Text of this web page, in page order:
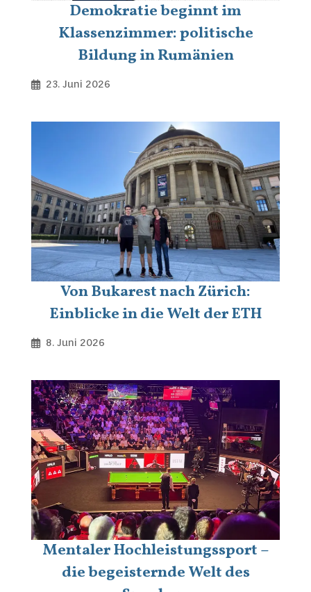
Demokratie beginnt im
Klassenzimmer: politische
Bildung in Rumänien
23. Juni 2026
Von Bukarest nach Zürich:
Einblicke in die Welt der ETH
8. Juni 2026
Mentaler Hochleistungssport –
die begeisternde Welt des